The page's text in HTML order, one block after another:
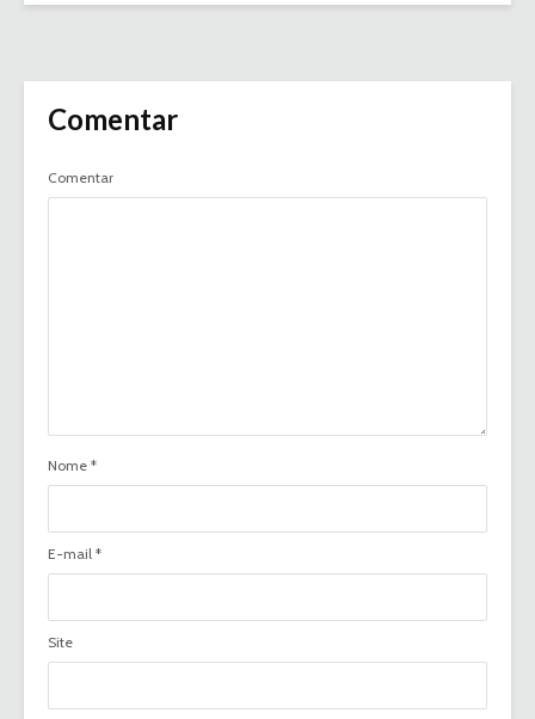
Comentar
Comentar
Nome *
E-mail *
Site